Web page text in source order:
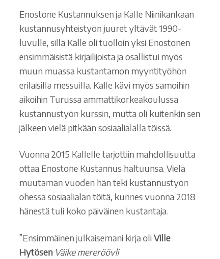
Enostone Kustannuksen ja Kalle Niinikankaan
kustannusyhteistyön juuret yltävät 1990-
luvulle, sillä Kalle oli tuolloin yksi Enostonen
ensimmäisistä kirjailijoista ja osallistui myös
muun muassa kustantamon myyntityöhön
erilaisilla messuilla. Kalle kävi myös samoihin
aikoihin Turussa ammattikorkeakoulussa
kustannustyön kurssin, mutta oli kuitenkin sen
jälkeen vielä pitkään sosiaalialalla töissä.
Vuonna 2015 Kallelle tarjottiin mahdollisuutta
ottaa Enostone Kustannus haltuunsa. Vielä
muutaman vuoden hän teki kustannustyön
ohessa sosiaalialan töitä, kunnes vuonna 2018
hänestä tuli koko päiväinen kustantaja.
”Ensimmäinen julkaisemani kirja oliVille
Hytösen Väike mereröövli